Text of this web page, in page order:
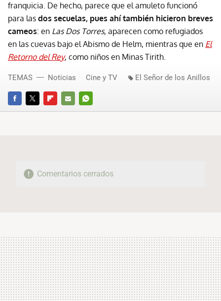
franquicia. De hecho, parece que el amuleto funcionó
para las dos secuelas, pues ahí también hicieron breves
cameos: en Las Dos Torres, aparecen como refugiados
en las cuevas bajo el Abismo de Helm, mientras que en El
Retorno del Rey, como niños en Minas Tirith.
FACEBOOKTWITTERFLIPBOARD
E-
WHATSAPP
TEMAS Noticias Cine y TV El Señor de los Anillos
Comentarios cerrados